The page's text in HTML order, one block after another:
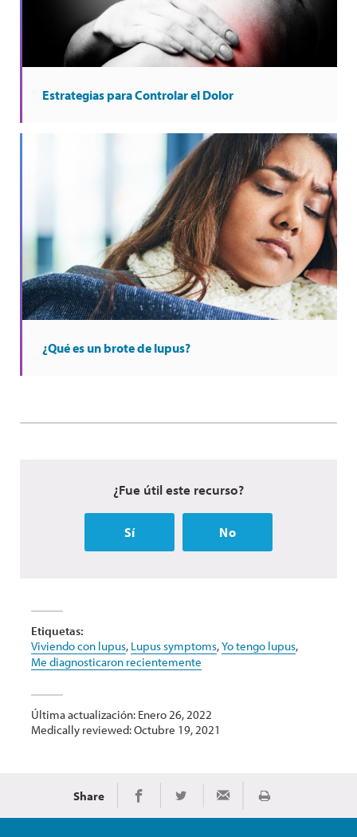
Estrategias para Controlar el Dolor
¿Qué es un brote de lupus?
¿Fue útil este recurso?
Sí No
Etiquetas:
Viviendo con lupus, Lupus symptoms,Yo tengo lupus,
Me diagnosticaron recientemente
Última actualización: Enero 26, 2022
Medically reviewed: Octubre 19, 2021
Share Share on Facebook
Share on TwitterShare via EmailImprimir